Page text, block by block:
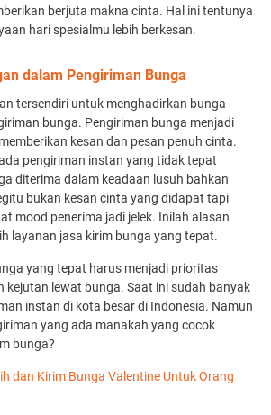
berjuta makna cinta. Hal ini tentunya
hari spesialmu lebih berkesan.
dalam Pengiriman Bunga
tersendiri untuk menghadirkan bunga
bunga. Pengiriman bunga menjadi
kesan dan pesan penuh cinta.
pengiriman instan yang tidak tepat
diterima dalam keadaan lusuh bahkan
bukan kesan cinta yang didapat tapi
mood penerima jadi jelek. Inilah alasan
layanan jasa kirim bunga yang tepat.
yang tepat harus menjadi prioritas
kejutan lewat bunga. Saat ini sudah banyak
instan di kota besar di Indonesia. Namun
yang ada manakah yang cocok
bunga?
dan Kirim Bunga Valentine Untuk Orang